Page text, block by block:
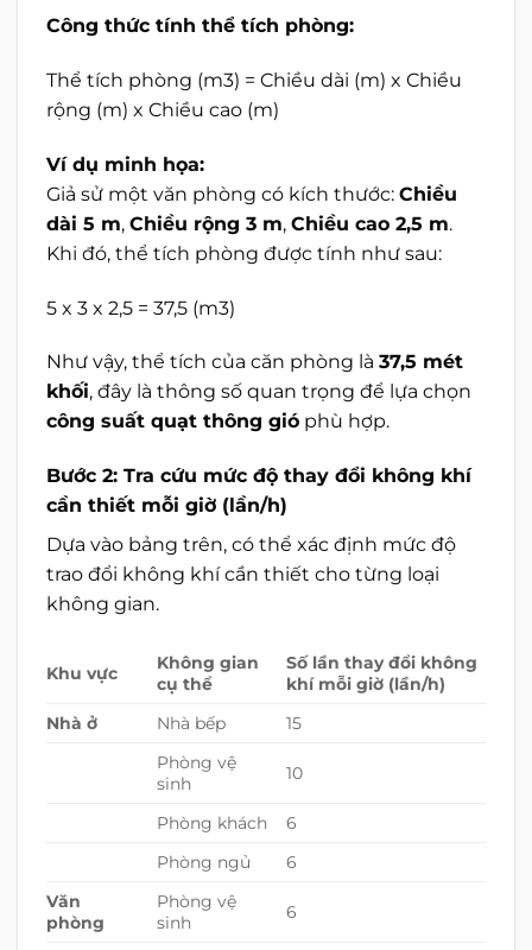
Công thức tính thể tích phòng:
Thể tích phòng (m3) = Chiều dài (m) x Chiều
rộng (m) x Chiều cao (m)
Ví dụ minh họa:
Giả sử một văn phòng có kích thước: Chiều
dài 5 m, Chiều rộng 3 m, Chiều cao 2,5 m.
Khi đó, thể tích phòng được tính như sau:
5 x 3 x 2,5 = 37,5 (m3)
Như vậy, thể tích của căn phòng là 37,5 mét
khối, đây là thông số quan trọng để lựa chọn
công suất quạt thông gió phù hợp.
Bước 2: Tra cứu mức độ thay đổi không khí
cần thiết mỗi giờ (lần/h)
Dựa vào bảng trên, có thể xác định mức độ
trao đổi không khí cần thiết cho từng loại
không gian.
Khu vực
Không gian
cụ thể
Số lần thay đổi không
khí mỗi giờ (lần/h)
Nhà ở
Nhà bếp
15
Phòng vệ
sinh
10
Phòng khách
6
Phòng ngủ
6
Văn
phòng
Phòng vệ
sinh
6